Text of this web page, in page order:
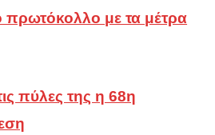
πρωτόκολλο με τα μέτρα
πύλες της η 68η